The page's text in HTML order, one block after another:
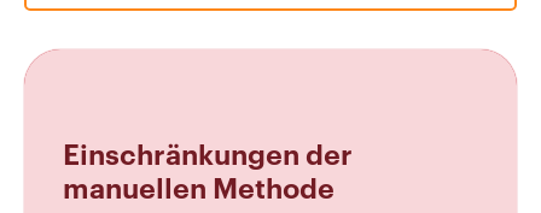
Einschränkungen der
manuellen Methode